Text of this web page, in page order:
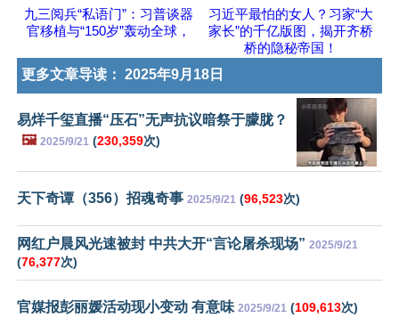
九三阅兵“私语门”：习普谈器
官移植与“150岁”轰动全球，
习近平最怕的女人？习家“大
家长”的千亿版图，揭开齐桥
桥的隐秘帝国！
更多文章导读： 2025年9月18日
易烊千玺直播“压石”无声抗议暗祭于朦胧？
🖼️ 2025/9/21 (230,359次)
天下奇谭（356）招魂奇事 2025/9/21 (96,523次)
网红户晨风光速被封 中共大开“言论屠杀现场” 2025/9/21
(76,377次)
官媒报彭丽媛活动现小变动 有意味 2025/9/21 (109,613次)